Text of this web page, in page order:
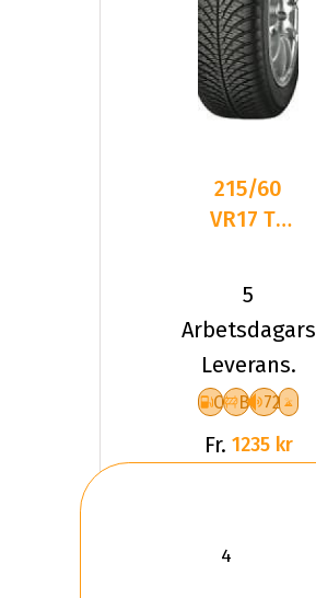
215/60
VR17 TL
YOKO
BLUEARTH
4S AW21
XL
5
Arbetsdagars
Leverans.
C B 72
Fr. 1235 kr